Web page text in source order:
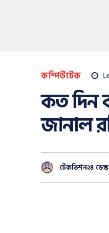
কম্পিউটেক
কত দিন
জানাল
টেকভিশন২৪ ডেস্ক